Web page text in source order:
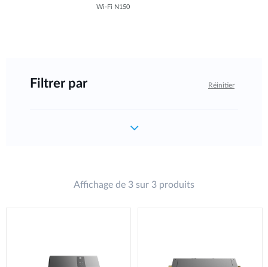
Wi-Fi N150
Filtrer par Réinitier
Affichage de 3 sur 3 produits